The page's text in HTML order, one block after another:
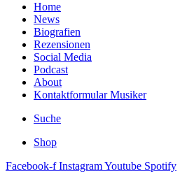
Home
News
Biografien
Rezensionen
Social Media
Podcast
About
Kontaktformular Musiker
Suche
Shop
Facebook-f InstagramYoutube Spotify